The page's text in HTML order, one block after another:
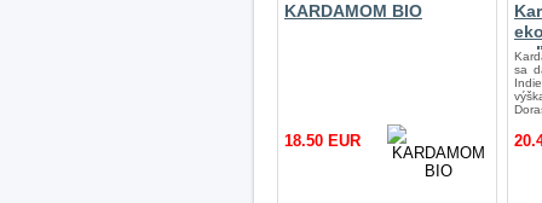
KARDAMOM BIO
18.50 EUR
sa